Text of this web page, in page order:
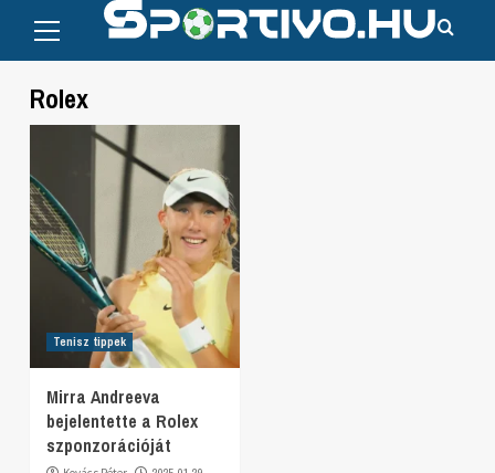
content
Menu
Rolex
Tenisz tippek
Mirra Andreeva
bejelentette a Rolex
szponzorációját